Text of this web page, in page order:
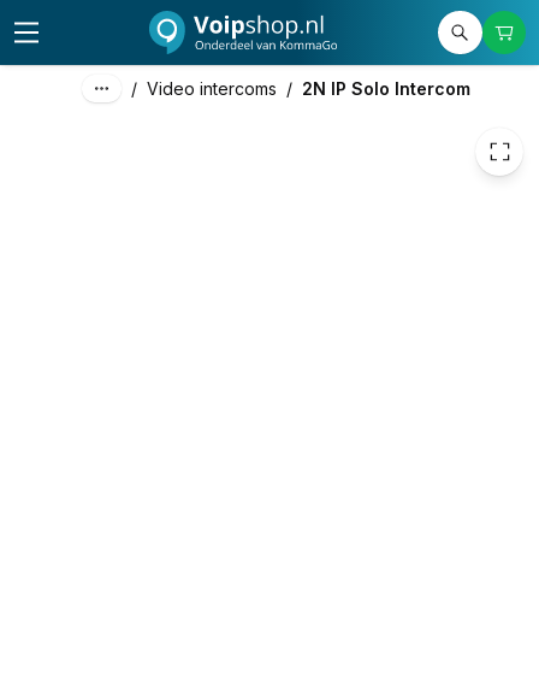
/ Video intercoms / 2N IP Solo Intercom
excl. btw
1.081,23 incl. btw